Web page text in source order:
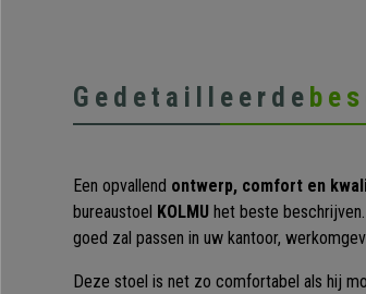
Gedetailleerde
Een opvallend ontwerp, comfort en
bureaustoel KOLMU het beste
goed zal passen in uw kantoor,
Deze stoel is net zo comfortabel als hij